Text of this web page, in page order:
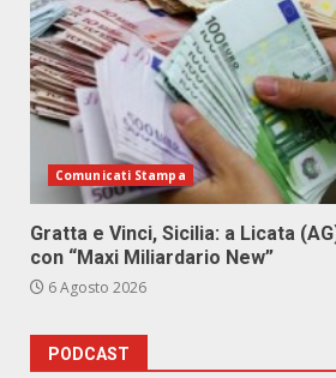
Comunicati Stampa
Gratta e Vinci, Sicilia: a Licata
con “Maxi Miliardario New”
6 Agosto 2026
PODCAST